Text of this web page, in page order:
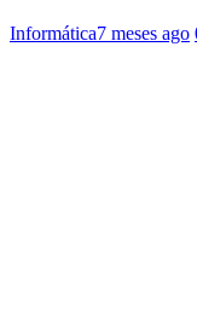
Informática7 meses ago